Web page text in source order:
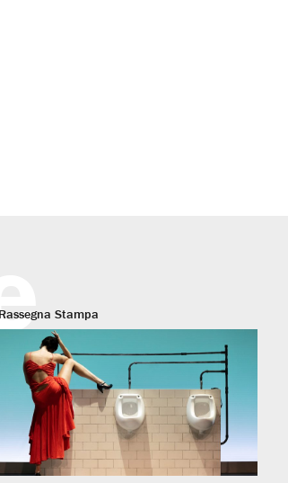
Rassegna Stampa